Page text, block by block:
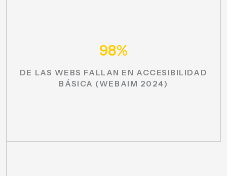
98%
DE LAS WEBS FALLAN EN ACCESIBILIDAD
BÁSICA (WEBAIM 2024)